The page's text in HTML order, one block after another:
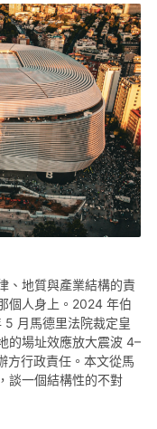
、地質與產業結構的責
個人身上。2024 年伯
月馬德里法院裁定皇
的場址效應放大震波 4–
方行政責任。本文從馬
談一個結構性的不對